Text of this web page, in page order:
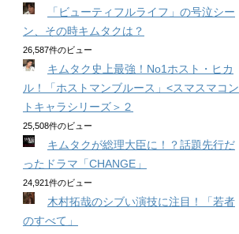
「ビューティフルライフ」の号泣シー
ン、その時キムタクは？
26,587件のビュー
キムタク史上最強！No1ホスト・ヒカ
ル！「ホストマンブルース」<スマスマコン
トキャラシリーズ＞２
25,508件のビュー
キムタクが総理大臣に！？話題先行だ
ったドラマ「CHANGE」
24,921件のビュー
木村拓哉のシブい演技に注目！「若者
のすべて」